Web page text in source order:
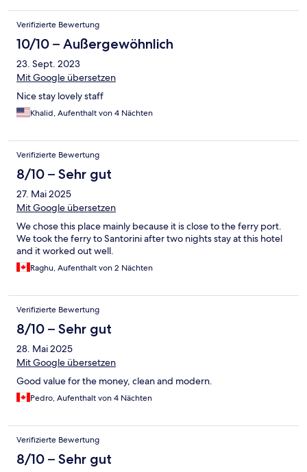
Verifizierte Bewertung
10/10 – Außergewöhnlich
23. Sept. 2023
Mit Google übersetzen
Nice stay lovely staff
Khalid, Aufenthalt von 4 Nächten
Verifizierte Bewertung
8/10 – Sehr gut
27. Mai 2025
Mit Google übersetzen
We chose this place mainly because it is close to the ferry port.
We took the ferry to Santorini after two nights stay at this hotel
and it worked out well.
Raghu, Aufenthalt von 2 Nächten
Verifizierte Bewertung
8/10 – Sehr gut
28. Mai 2025
Mit Google übersetzen
Good value for the money, clean and modern.
Pedro, Aufenthalt von 4 Nächten
Verifizierte Bewertung
8/10 – Sehr gut